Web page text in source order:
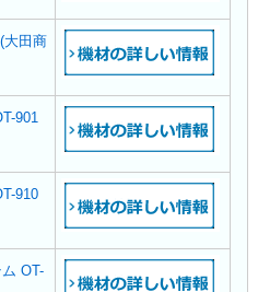
大田商
901
910
OT-